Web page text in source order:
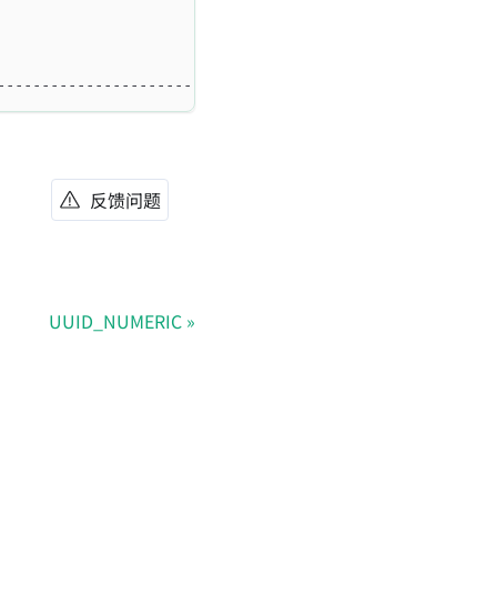
123.123000 |
123.123400 |
+
反馈问题
UUID_NUMERIC